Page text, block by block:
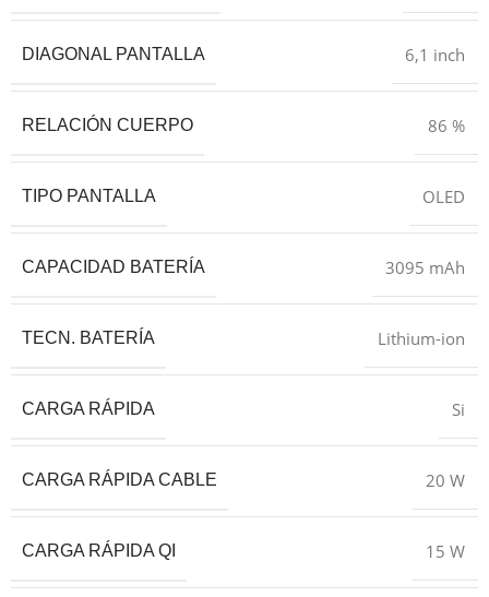
DIAGONAL PANTALLA 6,1 inch
RELACIÓN CUERPO 86 %
TIPO PANTALLA OLED
CAPACIDAD BATERÍA 3095 mAh
TECN. BATERÍA Lithium-ion
CARGA RÁPIDA Si
CARGA RÁPIDA CABLE 20 W
CARGA RÁPIDA QI 15 W